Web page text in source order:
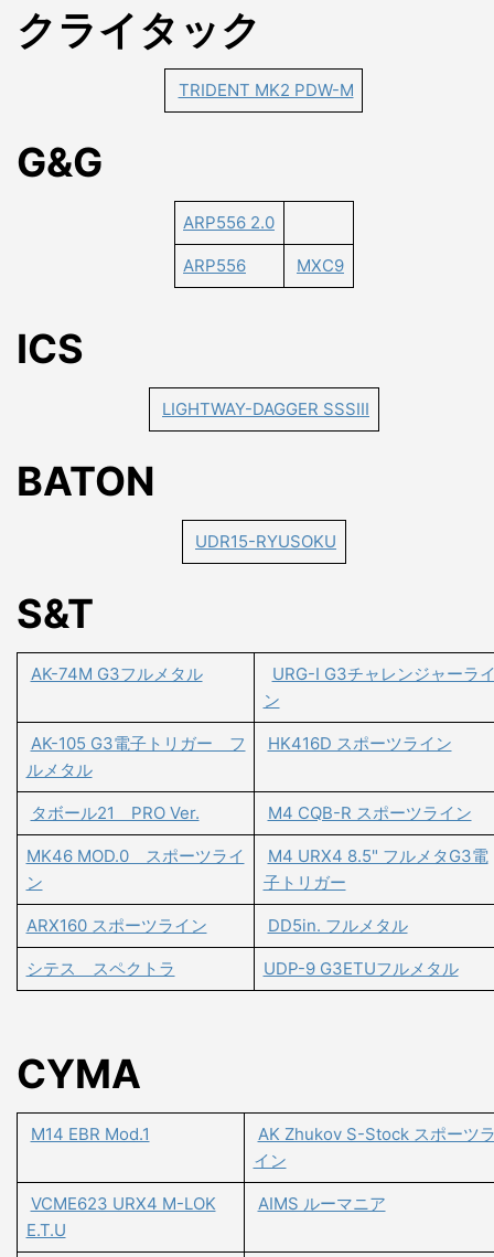
クライタック
TRIDENT MK2 PDW-M
G&G
ARP556 2.0
ARP556 MXC9
ICS
LIGHTWAY-DAGGER SSSIII
BATON
UDR15-RYUSOKU
S&T
AK-74M G3フルメタル
URG-I G3チャレンジャーラ
ン
AK-105 G3電子トリガー フ
ルメタル
HK416D スポーツライン
タボール21 PRO Ver. M4 CQB-R スポーツライン
MK46 MOD.0 スポーツライ
ン
M4 URX4 8.5" フルメタG3電
子トリガー
ARX160 スポーツライン DD5in. フルメタル
シテス スペクトラ UDP-9 G3ETUフルメタル
CYMA
M14 EBR Mod.1
AK Zhukov S-Stock スポーツ
イン
VCME623 URX4 M-LOK
E.T.U
AIMS ルーマニア